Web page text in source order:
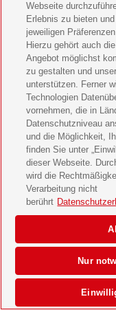
Webseite
Erlebnis zu bieten
jeweiligen
Hierzu gehört auch
Angebot möglichst
zu gestalten und
unterstützen. Ferner
Technologien
vornehmen, die in
Datenschutzniveau
und die Möglichkeit,
finden Sie unter
dieser Webseite.
wird die
Verarbeitung nicht
berührt
Nur